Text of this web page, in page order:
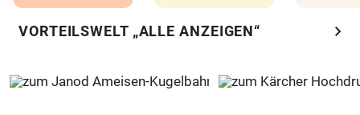
VORTEILSWELT „ALLE ANZEIGEN“ chevron_right